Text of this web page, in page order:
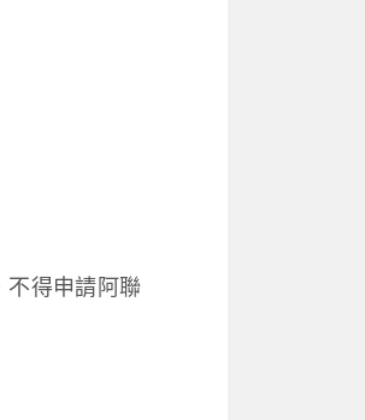
不得申請阿聯